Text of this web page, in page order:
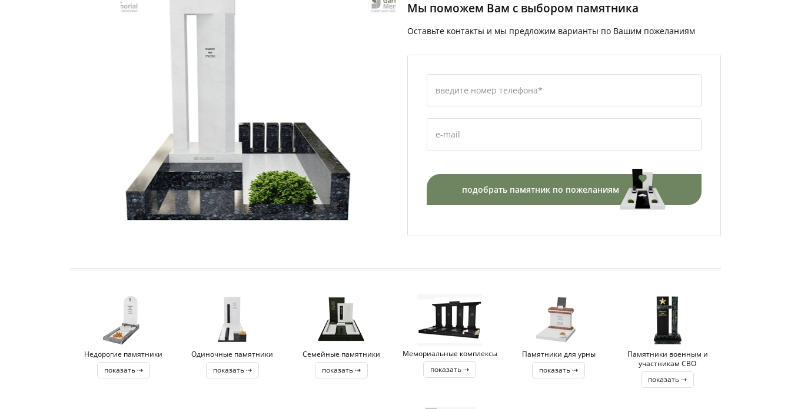
Мы поможем Вам с выбором памятника
Оставьте контакты и мы предложим варианты по Вашим пожеланиям
подобрать памятник по пожеланиям
Недорогие памятники
показать ⇢
Одиночные памятники
показать ⇢
Семейные памятники
показать ⇢
Мемориальные комплексы
показать ⇢
Памятники для урны
показать ⇢
Памятники военным и
участникам СВО
показать ⇢